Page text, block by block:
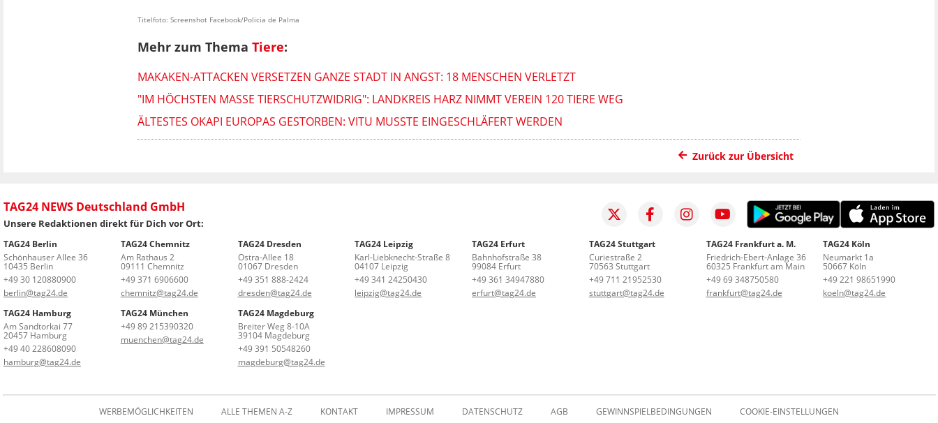
Titelfoto: Screenshot Facebook/Policia de Palma
Mehr zum Thema Tiere:
MAKAKEN-ATTACKEN VERSETZEN GANZE STADT IN ANGST: 18 MENSCHEN VERLETZT
"IM HÖCHSTEN MASSE TIERSCHUTZWIDRIG": LANDKREIS HARZ NIMMT VEREIN 120 TIERE WEG
ÄLTESTES OKAPI EUROPAS GESTORBEN: VITU MUSSTE EINGESCHLÄFERT WERDEN
Zurück zur Übersicht
TAG24 NEWS Deutschland GmbH
Unsere Redaktionen direkt für Dich vor Ort:
TAG24 Berlin
Schönhauser Allee 36
10435 Berlin
+49 30 120880900
berlin@tag24.de
TAG24 Chemnitz
Am Rathaus 2
09111 Chemnitz
+49 371 6906600
chemnitz@tag24.de
TAG24 Dresden
Ostra-Allee 18
01067 Dresden
+49 351 888-2424
dresden@tag24.de
TAG24 Leipzig
Karl-Liebknecht-Straße 8
04107 Leipzig
+49 341 24250430
leipzig@tag24.de
TAG24 Erfurt
Bahnhofstraße 38
99084 Erfurt
+49 361 34947880
erfurt@tag24.de
TAG24 Stuttgart
Curiestraße 2
70563 Stuttgart
+49 711 21952530
stuttgart@tag24.de
TAG24 Frankfurt a. M.
Friedrich-Ebert-Anlage 36
60325 Frankfurt am Main
+49 69 348750580
frankfurt@tag24.de
TAG24 Köln
Neumarkt 1a
50667 Köln
+49 221 98651990
koeln@tag24.de
TAG24 Hamburg
Am Sandtorkai 77
20457 Hamburg
+49 40 228608090
hamburg@tag24.de
TAG24 München
+49 89 215390320
muenchen@tag24.de
TAG24 Magdeburg
Breiter Weg 8-10A
39104 Magdeburg
+49 391 50548260
magdeburg@tag24.de
WERBEMÖGLICHKEITEN ALLE THEMEN A-Z KONTAKT IMPRESSUM DATENSCHUTZ AGB GEWINNSPIELBEDINGUNGEN COOKIE-EINSTELLUNGEN